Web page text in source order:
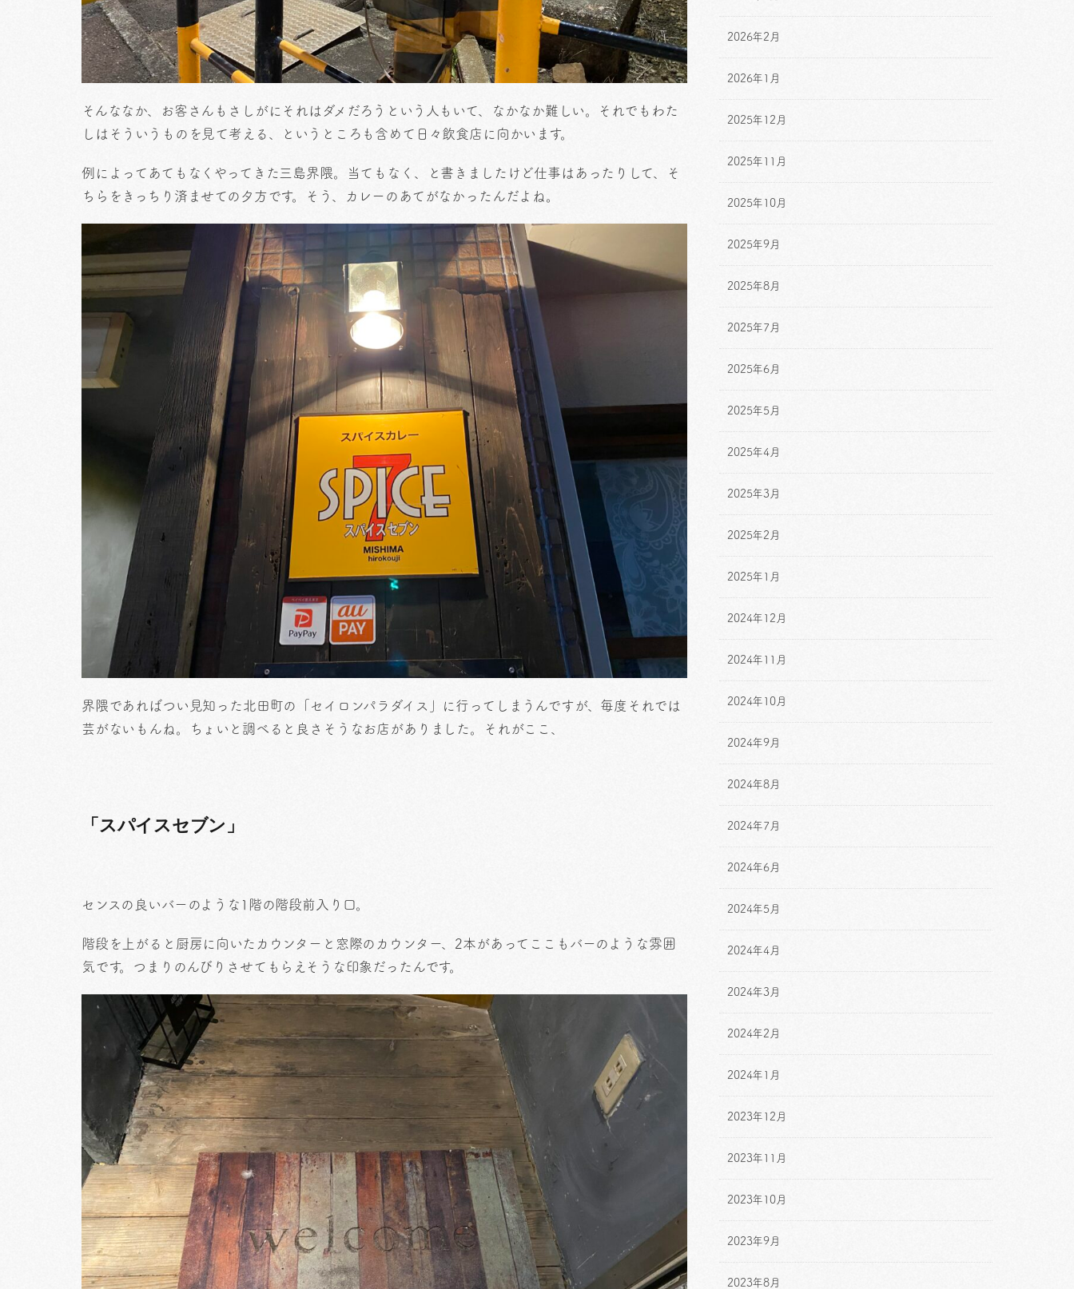
そんななか、お客さんもさしがにそれはダメだろうという人もいて、なかなか難しい。それでもわた
しはそういうものを見て考える、というところも含めて日々飲食店に向かいます。
例によってあてもなくやってきた三島界隈。当てもなく、と書きましたけど仕事はあったりして、そ
ちらをきっちり済ませての夕方です。そう、カレーのあてがなかったんだよね。
界隈であればつい見知った北田町の「セイロンパラダイス」に行ってしまうんですが、毎度それでは
芸がないもんね。ちょいと調べると良さそうなお店がありました。それがここ、
「スパイスセブン」
センスの良いバーのような1階の階段前入り口。
階段を上がると厨房に向いたカウンターと窓際のカウンター、2本があってここもバーのような雰囲
気です。つまりのんびりさせてもらえそうな印象だったんです。
2026年2月
2026年1月
2025年12月
2025年11月
2025年10月
2025年9月
2025年8月
2025年7月
2025年6月
2025年5月
2025年4月
2025年3月
2025年2月
2025年1月
2024年12月
2024年11月
2024年10月
2024年9月
2024年8月
2024年7月
2024年6月
2024年5月
2024年4月
2024年3月
2024年2月
2024年1月
2023年12月
2023年11月
2023年10月
2023年9月
2023年8月